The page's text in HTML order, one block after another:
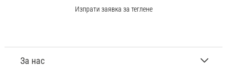
За нас
Изпрати заявка за теглене